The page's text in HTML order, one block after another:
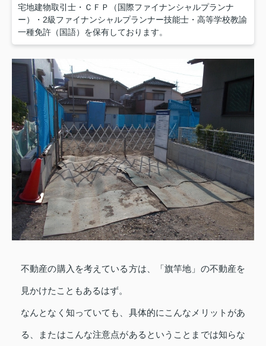
宅地建物取引士・ＣＦＰ（国際ファイナンシャルプランナ
ー）・2級ファイナンシャルプランナー技能士・高等学校教諭
一種免許（国語）を保有しております。
不動産の購入を考えている方は、「旗竿地」の不動産を
見かけたこともあるはず。
なんとなく知っていても、具体的にこんなメリットがあ
る、またはこんな注意点があるということまでは知らな